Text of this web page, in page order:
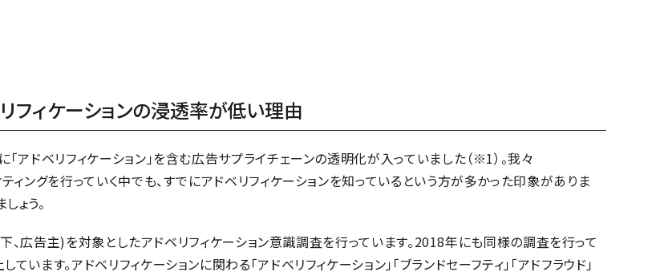
フィケーションの浸透率が低い理由
ドベリフィケーション」を含む広告サプライチェーンの透明化が入っていました（※1）。我々
ングを行っていく中でも、すでにアドベリフィケーションを知っているという方が多かった印象がありま
ょう。
告主)を対象としたアドベリフィケーション意識調査を行っています。2018年にも同様の調査を行って
ます。アドベリフィケーションに関わる「アドベリフィケーション」「ブランドセーフティ」「アドフラウド」